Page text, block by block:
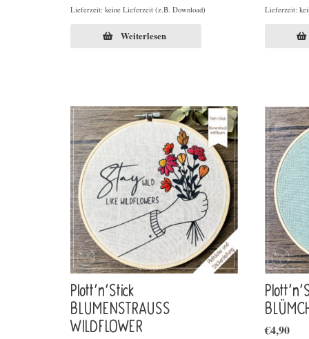
Lieferzeit: keine Lieferzeit (z.B. Download)
Weiterlesen
Lieferzeit:
Plott’n’Stick
BLUMENSTRAUSS
WILDFLOWER
€4,90